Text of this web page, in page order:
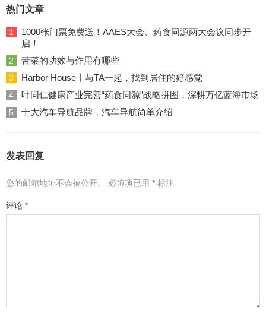
热门文章
1
1000张门票免费送！AAES大会、药食同源两大会议同步开
启！
2 苦菜的功效与作用有哪些
3 Harbor House丨与TA一起，找到居住的好感觉
4 叶同仁健康产业完善“药食同源”战略拼图，深耕万亿蓝海市场
5 十大汽车导航品牌，汽车导航简单介绍
发表回复
您的邮箱地址不会被公开。 必填项已用 * 标注
评论 *